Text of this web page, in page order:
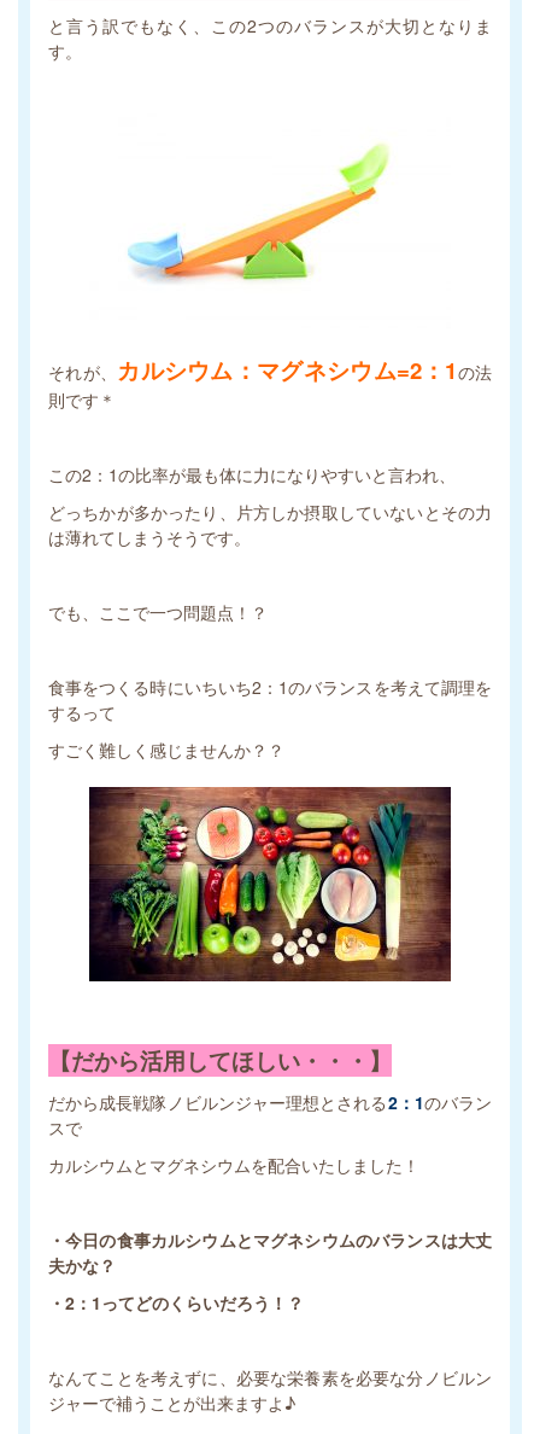
と言う訳でもなく、この2つのバランスが大切となりま
す。
それが、 カルシウム：マグネシウム=2：1 の法
則です ＊
この2：1の比率が最も体に力になりやすいと言われ、
どっちかが多かったり、片方しか摂取していないとその力
は薄れてしまうそうです。
でも、ここで一つ問題点！？
食事をつくる時にいちいち2：1のバランスを考えて調理を
するって
すごく難しく感じませんか？？
【だから活用してほしい・・・】
だから成長戦隊ノビルンジャー理想とされる2：1のバラン
スで
カルシウムとマグネシウムを配合いたしました！
・今日の食事カルシウムとマグネシウムのバランスは大丈
夫かな？
・2：1ってどのくらいだろう！？
なんてことを考えずに、必要な栄養素を必要な分ノビルン
ジャーで補うことが出来ますよ♪